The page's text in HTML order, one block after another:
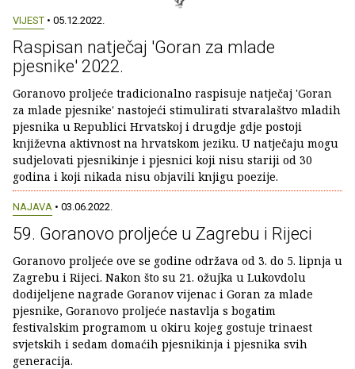
VIJEST • 05.12.2022.
Raspisan natječaj 'Goran za mlade
pjesnike' 2022.
Goranovo proljeće tradicionalno raspisuje natječaj 'Goran
za mlade pjesnike' nastojeći stimulirati stvaralaštvo mladih
pjesnika u Republici Hrvatskoj i drugdje gdje postoji
književna aktivnost na hrvatskom jeziku. U natječaju mogu
sudjelovati pjesnikinje i pjesnici koji nisu stariji od 30
godina i koji nikada nisu objavili knjigu poezije.
NAJAVA • 03.06.2022.
59. Goranovo proljeće u Zagrebu i Rijeci
Goranovo proljeće ove se godine održava od 3. do 5. lipnja u
Zagrebu i Rijeci. Nakon što su 21. ožujka u Lukovdolu
dodijeljene nagrade Goranov vijenac i Goran za mlade
pjesnike, Goranovo proljeće nastavlja s bogatim
festivalskim programom u okiru kojeg gostuje trinaest
svjetskih i sedam domaćih pjesnikinja i pjesnika svih
generacija.